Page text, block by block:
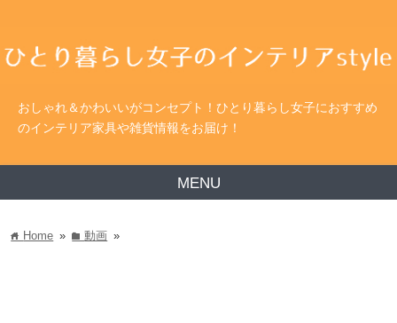
おしゃれ＆かわいいがコンセプト！ひとり暮らし女子におすすめ
のインテリア家具や雑貨情報をお届け！
MENU
home Home » folder動画 »